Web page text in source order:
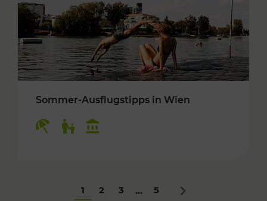
Sommer-Ausflugstipps in Wien
1 2 3 ... 5 Nächstes